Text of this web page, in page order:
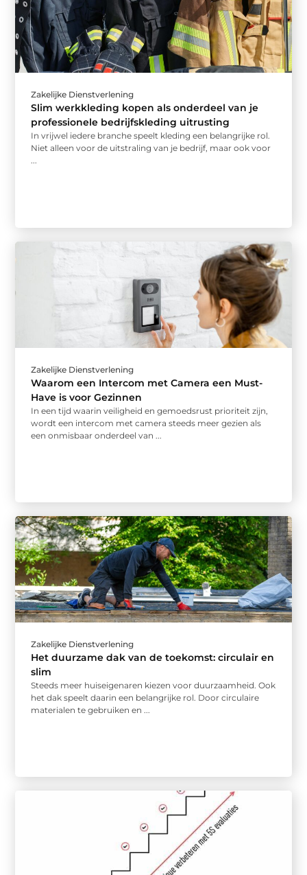
Zakelijke Dienstverlening
Slim werkkleding kopen als onderdeel van je
professionele bedrijfskleding uitrusting
In vrijwel iedere branche speelt kleding een belangrijke rol.
Niet alleen voor de uitstraling van je bedrijf, maar ook voor
...
Zakelijke Dienstverlening
Waarom een Intercom met Camera een Must-
Have is voor Gezinnen
In een tijd waarin veiligheid en gemoedsrust prioriteit zijn,
wordt een intercom met camera steeds meer gezien als
een onmisbaar onderdeel van ...
Zakelijke Dienstverlening
Het duurzame dak van de toekomst: circulair en
slim
Steeds meer huiseigenaren kiezen voor duurzaamheid. Ook
het dak speelt daarin een belangrijke rol. Door circulaire
materialen te gebruiken en ...